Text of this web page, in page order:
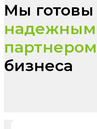
Мы готовы
надежным
партнером
бизнеса